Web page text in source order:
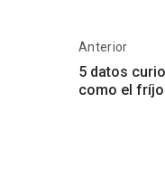
Anterior
5 datos
como el